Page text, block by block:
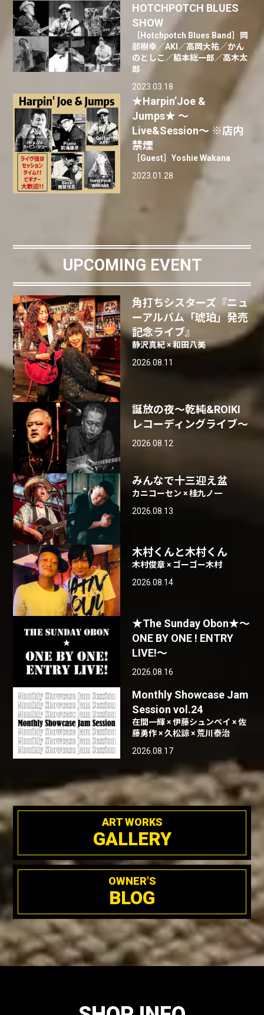
HOTCHPOTCH BLUES
SHOW
［Hotchpotch Blues Band］岡
部樹幸／AKI／高岡大祐／かん
のとしこ／脇本総一郎／高木太
郎
2023.03.18
★Harpin’Joe &
Jumps★ 〜
Live&Session〜 ※店内
禁煙
［Guest］Yoshie Wakana
2023.01.28
UPCOMING EVENT
角打ちシスターズ『ニュ
ーアルバム「琥珀」発売
記念ライブ』
静沢真紀 × 和田八美
2026.08.11
誕放の夜〜乾純&ROIKI
レコーディングライブ〜
2026.08.12
みんなで十三迎え盆
カニコーセン × 桂九ノ一
2026.08.13
木村くんと木村くん
木村俊章 × ゴーゴー木村
2026.08.14
★The Sunday Obon★〜
ONE BY ONE ! ENTRY
LIVE!〜
2026.08.16
Monthly Showcase Jam
Session vol.24
在間一輝 × 伊藤シュンペイ × 佐
藤勇作 × 久松諒 × 荒川泰治
2026.08.17
ART WORKS
GALLERY
OWNER'S
BLOG